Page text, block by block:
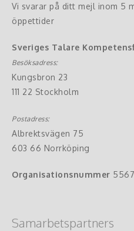
Vi svarar på ditt mejl inom 5
öppettider
Sveriges Talare
Besöksadress:
Kungsbron 23
111 22 Stockholm
Postadress:
Albrektsvägen 75
603 66 Norrköping
Organisationsnummer
Samarbetspartners